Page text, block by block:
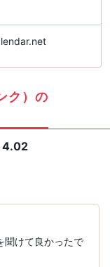
ク）の
4.02
聞けて良かったで